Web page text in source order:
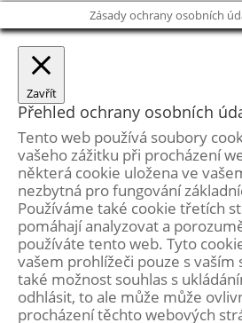
Zásady ochrany osobních
Zavřít
Přehled ochrany osobních
Tento web používá soubory
vašeho zážitku při procházení
některá cookie uložena ve
nezbytná pro fungování
Používáme také cookie třetích
pomáhají analyzovat a
používáte tento web. Tyto
vašem prohlížeči pouze s vaším
také možnost souhlas s
odhlásit, to ale může může
procházení těchto webových